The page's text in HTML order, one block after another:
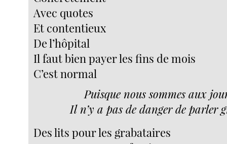
Avec quotes
Et contentieux
De l’hôpital
Il faut bien payer les fins de mois
C’est normal
Puisque nous sommes aux
Il n’y a pas de danger de parler
Des lits pour les grabataires